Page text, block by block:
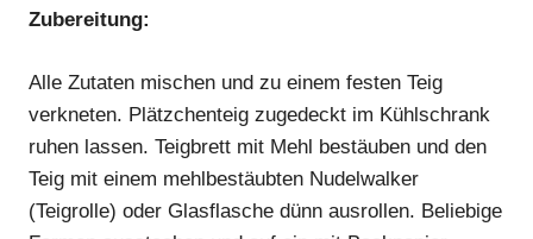
Zubereitung:
Alle Zutaten mischen und zu einem festen Teig
verkneten. Plätzchenteig zugedeckt im Kühlschrank
ruhen lassen. Teigbrett mit Mehl bestäuben und den
Teig mit einem mehlbestäubten Nudelwalker
(Teigrolle) oder Glasflasche dünn ausrollen. Beliebige